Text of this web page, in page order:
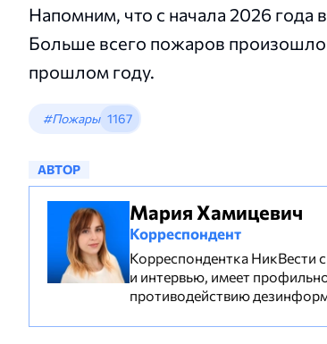
Напомним, что с начала 2026 года
Больше всего пожаров
прошлом году.
#Пожары 1167
АВТОР
Мария Хамицевич
Корреспондент
Корреспондентка НикВести
и интервью, имеет
противодействию